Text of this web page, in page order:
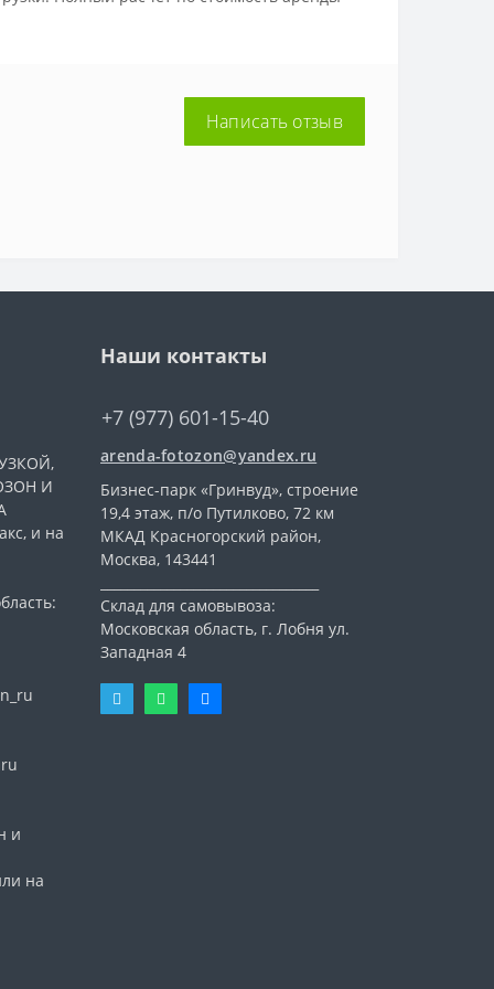
Написать отзыв
И
и на
и
на
Наши контакты
+7 (977) 601-15-40
arenda-fotozon@yandex.ru
Бизнес-парк «Гринвуд», строение
19,4 этаж, п/о Путилково, 72 км
МКАД Красногорский район,
Москва, 143441
Склад для самовывоза:
Московская область, г. Лобня ул.
Западная 4